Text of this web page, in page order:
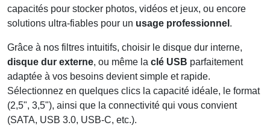
capacités pour stocker photos, vidéos et jeux, ou encore
solutions ultra-fiables pour un usage professionnel .
Grâce à nos filtres intuitifs, choisir le disque dur interne,
disque dur externe, ou même la clé USB parfaitement
adaptée à vos besoins devient simple et rapide.
Sélectionnez en quelques clics la capacité idéale, le format
(2,5", 3,5"), ainsi que la connectivité qui vous convient
(SATA, USB 3.0, USB-C, etc.).